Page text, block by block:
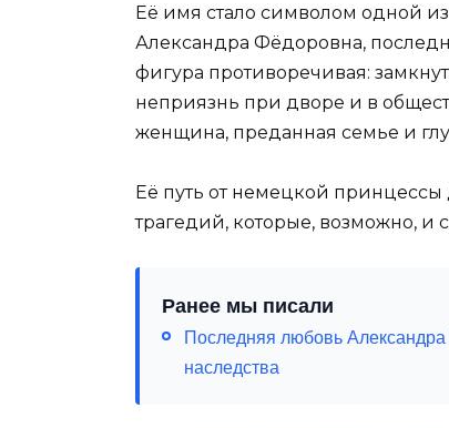
Её имя стало символом одной
Александра Фёдоровна,
фигура противоречивая:
неприязнь при дворе и в
женщина, преданная семье и
Её путь от немецкой
трагедий, которые, возможно, и
Ранее мы писали
Последняя любовь Александра
наследства